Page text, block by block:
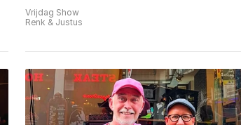
Vrijdag Show
Renk & Justus